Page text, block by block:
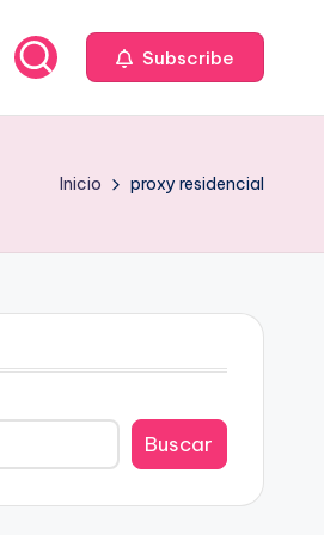
Subscribe
Inicio proxy residencial
Buscar